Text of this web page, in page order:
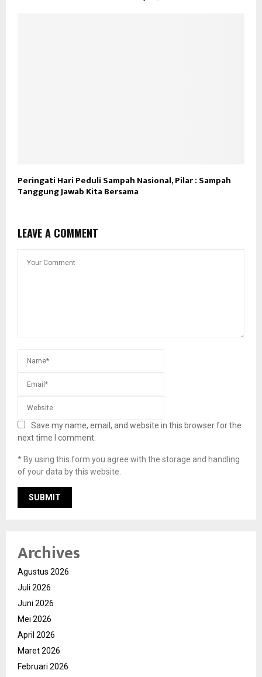
Peringati Hari Peduli Sampah Nasional, Pilar : Sampah
Tanggung Jawab Kita Bersama
LEAVE A COMMENT
Save my name, email, and website in this browser for the
next time I comment.
* By using this form you agree with the storage and handling
of your data by this website.
Archives
Agustus 2026
Juli 2026
Juni 2026
Mei 2026
April 2026
Maret 2026
Februari 2026